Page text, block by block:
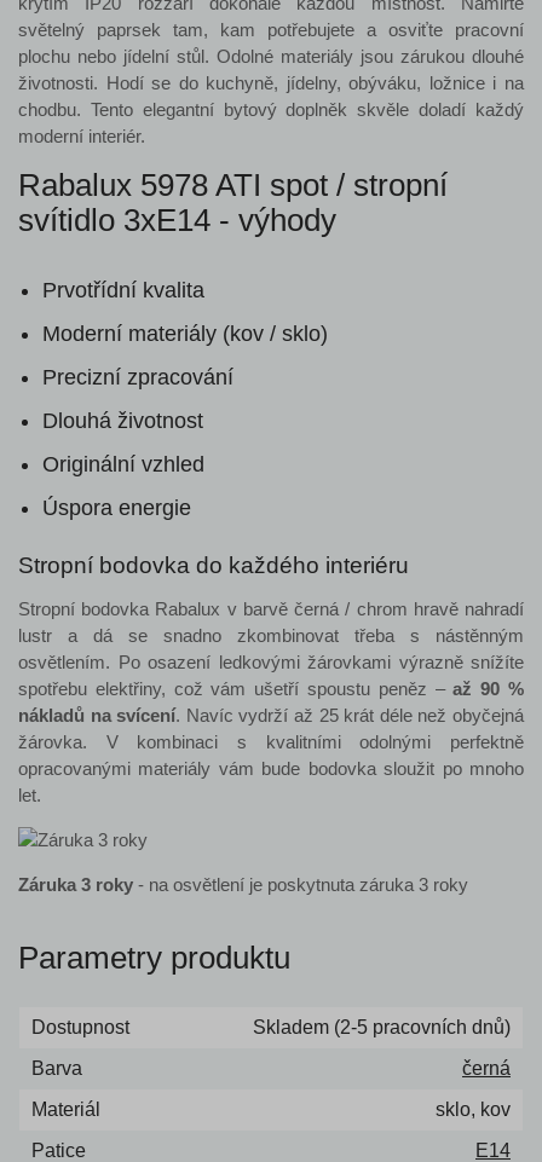
světelný paprsek tam, kam potřebujete a osviťte pracovní
plochu nebo jídelní stůl. Odolné materiály jsou zárukou dlouhé
životnosti. Hodí se do kuchyně, jídelny, obýváku, ložnice i na
chodbu. Tento elegantní bytový doplněk skvěle doladí každý
moderní interiér.
Rabalux 5978 ATI spot / stropní
svítidlo 3xE14 - výhody
Prvotřídní kvalita
Moderní materiály (kov / sklo)
Precizní zpracování
Dlouhá životnost
Originální vzhled
Úspora energie
Stropní bodovka do každého interiéru
Stropní bodovka Rabalux v barvě černá / chrom hravě nahradí
lustr a dá se snadno zkombinovat třeba s nástěnným
osvětlením. Po osazení ledkovými žárovkami výrazně snížíte
spotřebu elektřiny, což vám ušetří spoustu peněz –až 90 %
nákladů na svícení. Navíc vydrží až 25 krát déle než obyčejná
žárovka. V kombinaci s kvalitními odolnými perfektně
opracovanými materiály vám bude bodovka sloužit po mnoho
let.
Záruka 3 roky - na osvětlení je poskytnuta záruka 3 roky
Parametry produktu
Dostupnost
Skladem (2-5 pracovních dnů)
Barva
černá
Materiál
sklo, kov
Patice
E14